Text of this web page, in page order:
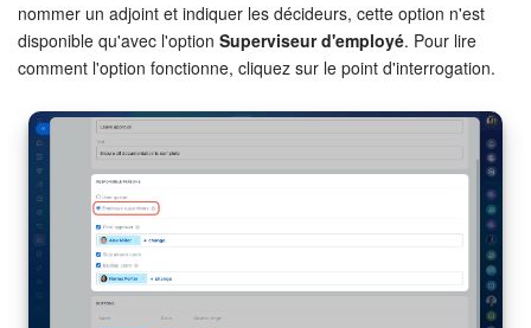
nommer un adjoint et indiquer les décideurs, cette option n'est
disponible qu'avec l'option Superviseur d'employé. Pour lire
comment l'option fonctionne, cliquez sur le point d'interrogation.